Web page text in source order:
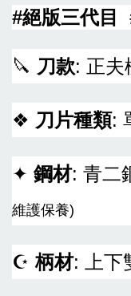
#絕版三代目
🔪 刀款: 正夫
❖ 刀片種類:
✦ 鋼材: 青二
維護保養)
☪柄材: 上下